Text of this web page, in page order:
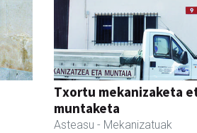
Txortu mekanizaketa
muntaketa
Asteasu - Mekanizatuak